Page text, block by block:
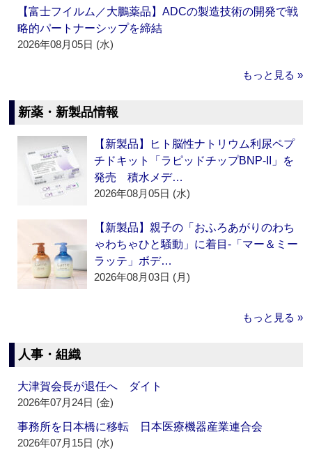
【富士フイルム／大鵬薬品】ADCの製造技術の開発で戦
略的パートナーシップを締結
2026年08月05日 (水)
もっと見る »
新薬・新製品情報
【新製品】ヒト脳性ナトリウム利尿ペプ
チドキット「ラピッドチップBNP-II」を
発売 積水メデ…
2026年08月05日 (水)
【新製品】親子の「おふろあがりのわち
ゃわちゃひと騒動」に着目‐「マー＆ミー
ラッテ」ボデ…
2026年08月03日 (月)
もっと見る »
人事・組織
大津賀会長が退任へ ダイト
2026年07月24日 (金)
事務所を日本橋に移転 日本医療機器産業連合会
2026年07月15日 (水)